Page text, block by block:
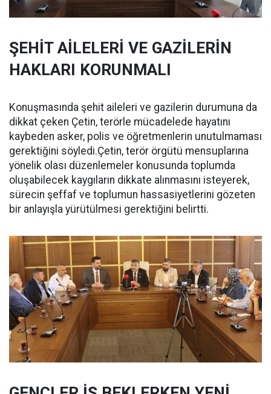
ŞEHİT AİLELERİ VE GAZİLERİN
HAKLARI KORUNMALI
Konuşmasında şehit aileleri ve gazilerin durumuna da
dikkat çeken Çetin, terörle mücadelede hayatını
kaybeden asker, polis ve öğretmenlerin unutulmaması
gerektiğini söyledi.Çetin, terör örgütü mensuplarına
yönelik olası düzenlemeler konusunda toplumda
oluşabilecek kaygıların dikkate alınmasını isteyerek,
sürecin şeffaf ve toplumun hassasiyetlerini gözeten
bir anlayışla yürütülmesi gerektiğini belirtti.